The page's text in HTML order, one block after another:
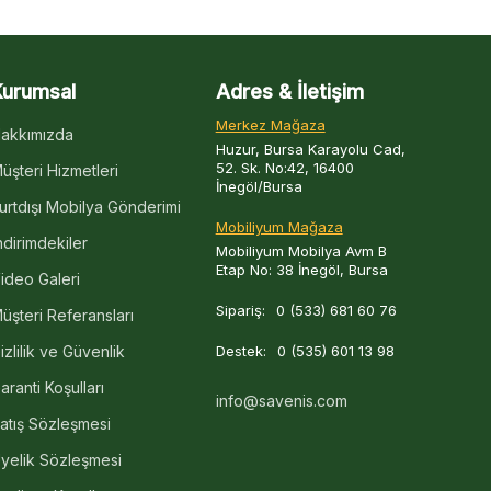
Hizmetleri
Mobilya Gönderimi
Galeri
Referansları
ve Güvenlik
Koşulları
Sözleşmesi
Sözleşmesi
Adres & İletişim
Merkez Mağaza
Huzur, Bursa Karayolu Cad,
52. Sk. No:42, 16400
İnegöl/Bursa
Mobiliyum Mağaza
Mobiliyum Mobilya Avm B
Etap No: 38 İnegöl, Bursa
Sipariş: 0 (533) 681 60 76
Destek: 0 (535) 601 13 98
info@savenis.com